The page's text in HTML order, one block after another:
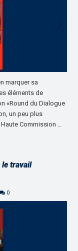
marquer sa
éléments de
«Round du Dialogue
un peu plus
Commission …
le travail
0